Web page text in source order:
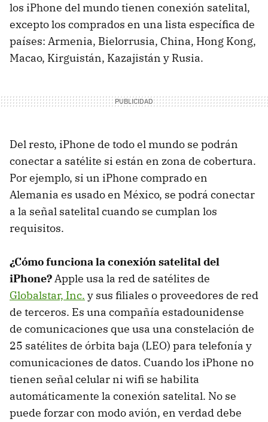
los iPhone del mundo tienen conexión satelital,
excepto los comprados en una lista específica de
países: Armenia, Bielorrusia, China, Hong Kong,
Macao, Kirguistán, Kazajistán y Rusia.
Del resto, iPhone de todo el mundo se podrán
conectar a satélite si están en zona de cobertura.
Por ejemplo, si un iPhone comprado en
Alemania es usado en México, se podrá conectar
a la señal satelital cuando se cumplan los
requisitos.
¿Cómo funciona la conexión satelital del
iPhone?Apple usa la red de satélites de
Globalstar, Inc. y sus filiales o proveedores de red
de terceros. Es una compañía estadounidense
de comunicaciones que usa una constelación de
25 satélites de órbita baja (LEO) para telefonía y
comunicaciones de datos. Cuando los iPhone no
tienen señal celular ni wifi se habilita
automáticamente la conexión satelital. No se
puede forzar con modo avión, en verdad debe